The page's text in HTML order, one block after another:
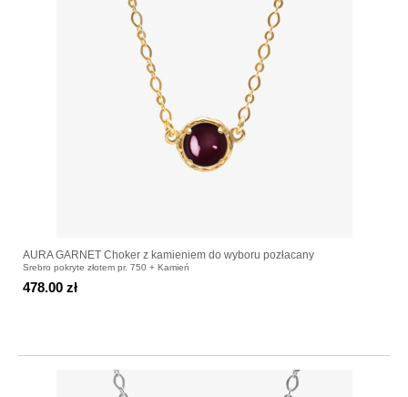
AURA GARNET Choker z kamieniem do wyboru pozłacany
Srebro pokryte złotem pr. 750 + Kamień
478.00 zł